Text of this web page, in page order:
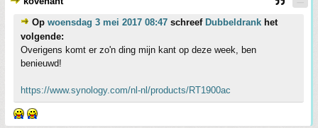
Op woensdag 3 mei 2017 08:47 schreef Dubbeldrank het
volgende:
Overigens komt er zo'n ding mijn kant op deze week, ben
benieuwd!
https://www.synology.com/nl-nl/products/RT1900ac